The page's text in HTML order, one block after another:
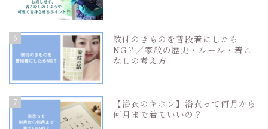
6
紋付のきものを普段着にしたら
NG？／家紋の歴史・ルール・着こ
なしの考え方
7
【浴衣のキホン】浴衣って何月から
何月まで着ていいの？